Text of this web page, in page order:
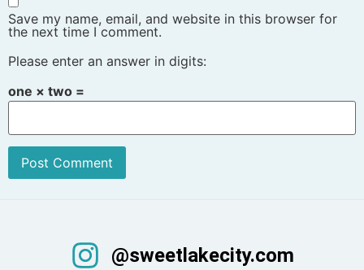
Save my name, email, and website in this browser for
the next time I comment.
Please enter an answer in digits:
one × two =
@sweetlakecity.com